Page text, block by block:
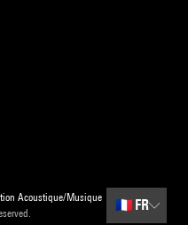
Acoustique/Musique
🇫🇷 FR